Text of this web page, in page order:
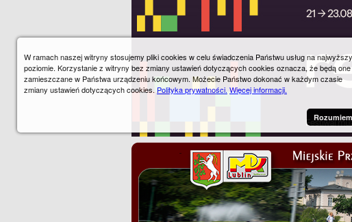
W ramach naszej witryny stosujemy pliki cookies w celu świadczenia Państwu usług na
poziomie. Korzystanie z witryny bez zmiany ustawień dotyczących cookies oznacza, że będą one
zamieszczane w Państwa urządzeniu końcowym. Możecie Państwo dokonać w każdym czasie
zmiany ustawień dotyczących cookies. Polityka prywatności. Więcej informacji.
Rozumiem